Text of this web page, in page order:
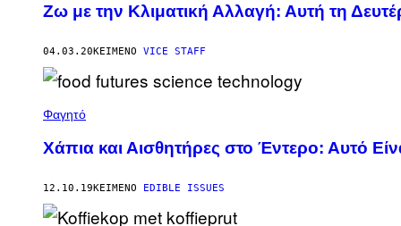
Ζω με την Κλιματική Αλλαγή: Αυτή τη
04.03.20ΚΕΊΜΕΝΟ VICE STAFF
Φαγητό
Χάπια και Αισθητήρες στο Έντερο: Αυτό
12.10.19ΚΕΊΜΕΝΟ EDIBLE ISSUES